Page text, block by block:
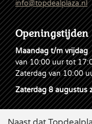
info@topdealplaza.nl
Openingstijden
Maandag t/m vrijdag
van 10:00 uur tot
Zaterdag van 10:00
Zaterdag 8 augustus